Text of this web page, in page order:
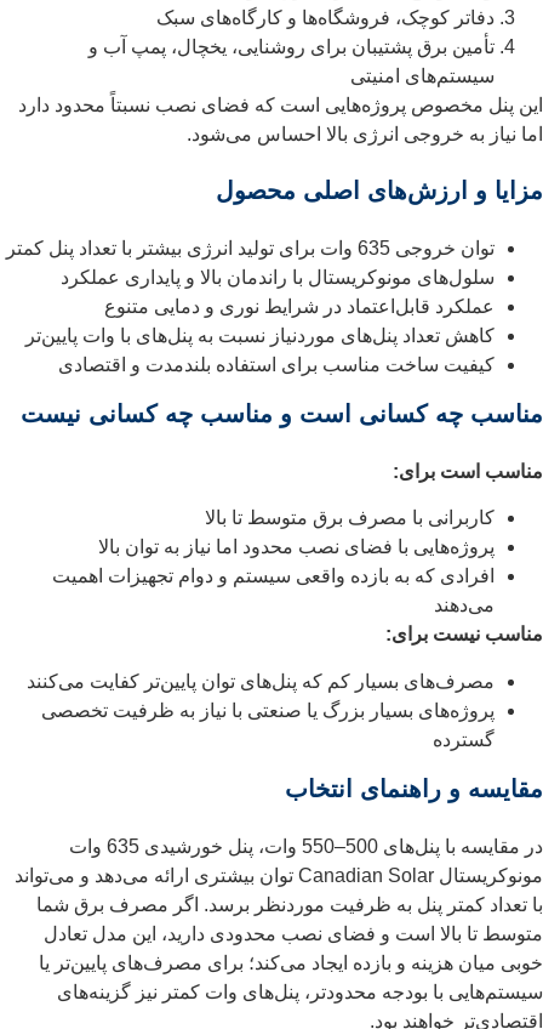
دفاتر کوچک، فروشگاه‌ها و کارگاه‌های سبک
تأمین برق پشتیبان برای روشنایی، یخچال، پمپ آب و
سیستم‌های امنیتی
این پنل مخصوص پروژه‌هایی است که فضای نصب نسبتاً محدود دارد
اما نیاز به خروجی انرژی بالا احساس می‌شود.
مزایا و ارزش‌های اصلی محصول
توان خروجی 635 وات برای تولید انرژی بیشتر با تعداد پنل کمتر
سلول‌های مونوکریستال با راندمان بالا و پایداری عملکرد
عملکرد قابل‌اعتماد در شرایط نوری و دمایی متنوع
کاهش تعداد پنل‌های موردنیاز نسبت به پنل‌های با وات پایین‌تر
کیفیت ساخت مناسب برای استفاده بلندمدت و اقتصادی
مناسب چه کسانی است و مناسب چه کسانی نیست
مناسب است برای:
کاربرانی با مصرف برق متوسط تا بالا
پروژه‌هایی با فضای نصب محدود اما نیاز به توان بالا
افرادی که به بازده واقعی سیستم و دوام تجهیزات اهمیت
می‌دهند
مناسب نیست برای:
مصرف‌های بسیار کم که پنل‌های توان پایین‌تر کفایت می‌کنند
پروژه‌های بسیار بزرگ یا صنعتی با نیاز به ظرفیت تخصصی
گسترده
مقایسه و راهنمای انتخاب
در مقایسه با پنل‌های 500–550 وات، پنل خورشیدی 635 وات
مونوکریستال Canadian Solar توان بیشتری ارائه می‌دهد و می‌تواند
با تعداد کمتر پنل به ظرفیت موردنظر برسد. اگر مصرف برق شما
متوسط تا بالا است و فضای نصب محدودی دارید، این مدل تعادل
خوبی میان هزینه و بازده ایجاد می‌کند؛ برای مصرف‌های پایین‌تر یا
سیستم‌هایی با بودجه محدودتر، پنل‌های وات کمتر نیز گزینه‌های
اقتصادی‌تر خواهند بود.